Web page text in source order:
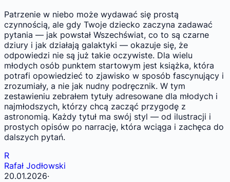
Patrzenie w niebo może wydawać się prostą
czynnością, ale gdy Twoje dziecko zaczyna zadawać
pytania — jak powstał Wszechświat, co to są czarne
dziury i jak działają galaktyki — okazuje się, że
odpowiedzi nie są już takie oczywiste. Dla wielu
młodych osób punktem startowym jest książka, która
potrafi opowiedzieć to zjawisko w sposób fascynujący i
zrozumiały, a nie jak nudny podręcznik. W tym
zestawieniu zebrałem tytuły adresowane dla młodych i
najmłodszych, którzy chcą zacząć przygodę z
astronomią. Każdy tytuł ma swój styl — od ilustracji i
prostych opisów po narrację, która wciąga i zachęca do
dalszych pytań.
R
Rafał Jodłowski
20.01.2026·